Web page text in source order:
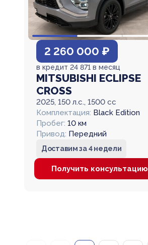
2 260 000 ₽
в кредит 24 871 в месяц
MITSUBISHI ECLIPSE
CROSS
2025, 150 л.с., 1500 cc
Комплектация: Black Edition
Пробег: 10 км
Привод: Передний
Доставим за 4 недели
Получить консультацию